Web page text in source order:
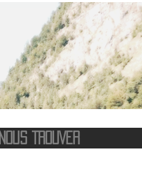
NOUS TROUVER